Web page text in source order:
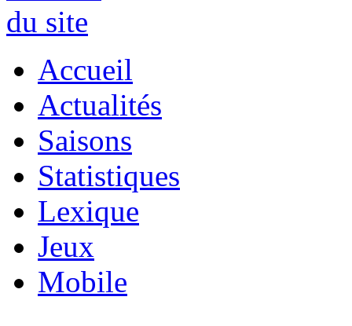
Accueil
Actualités
Saisons
Statistiques
Lexique
Jeux
Mobile